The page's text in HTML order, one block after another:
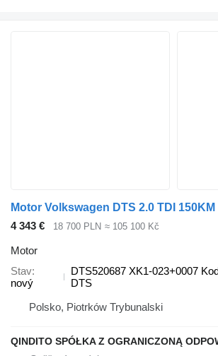
4 343 € 18 700 PLN ≈ 105 100 Kč
Motor
Stav
nový
DTS520687 XK1-023+0007
DTS
Polsko, Piotrków Trybunalski